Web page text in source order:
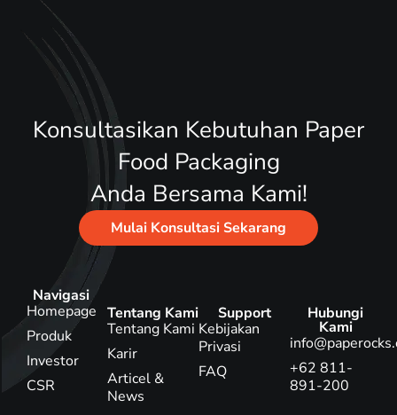
Konsultasikan Kebutuhan Paper
Food Packaging
Anda Bersama Kami!
Mulai Konsultasi Sekarang
Navigasi
Homepage
Produk
Investor
CSR
Tentang Kami
Tentang Kami
Karir
Articel &
News
Support
Kebijakan
Privasi
FAQ
Hubungi
Kami
+62 811-
891-200